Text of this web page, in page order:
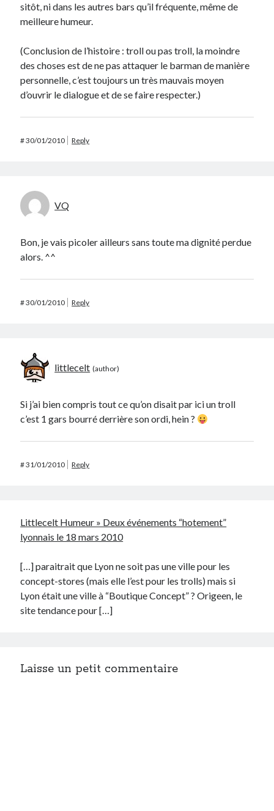
sitôt, ni dans les autres bars qu’il fréquente, même de
meilleure humeur.
(Conclusion de l’histoire : troll ou pas troll, la moindre
des choses est de ne pas attaquer le barman de manière
personnelle, c’est toujours un très mauvais moyen
d’ouvrir le dialogue et de se faire respecter.)
#30/01/2010 Reply
VQ
Bon, je vais picoler ailleurs sans toute ma dignité perdue
alors. ^^
#30/01/2010 Reply
littlecelt
Si j’ai bien compris tout ce qu’on disait par ici un troll
c’est 1 gars bourré derrière son ordi, hein ?
#31/01/2010 Reply
Littlecelt Humeur » Deux événements “hotement”
lyonnais le 18 mars 2010
[…] paraitrait que Lyon ne soit pas une ville pour les
concept-stores (mais elle l’est pour les trolls) mais si
Lyon était une ville à “Boutique Concept” ? Origeen, le
site tendance pour […]
Laisse un petit commentaire